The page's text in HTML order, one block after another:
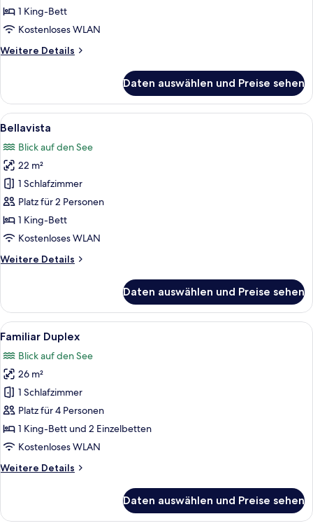
1 King-Bett
Kostenloses WLAN
Weitere Details
Weitere
Daten auswählen und Preise sehen
Alle
Fotos
für
Bellavista
anzeigen
Ein Balkon mit Tisch und Stühlen,
7
Bellavista
Blick auf den See
22 m²
1 Schlafzimmer
Platz für 2 Personen
1 King-Bett
Kostenloses WLAN
Weitere Details
Weitere
Daten auswählen und Preise sehen
Alle
Fotos
für
Familiar
Duplex
anzeigen
Ein Balkon mit Tisch für zwei
6
Familiar Duplex
Blick auf den See
26 m²
1 Schlafzimmer
Platz für 4 Personen
1 King-Bett und 2 Einzelbetten
Kostenloses WLAN
Weitere Details
Weitere
Duplex
Daten auswählen und Preise sehen